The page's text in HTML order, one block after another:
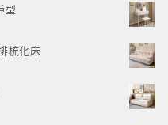
型
梳化床